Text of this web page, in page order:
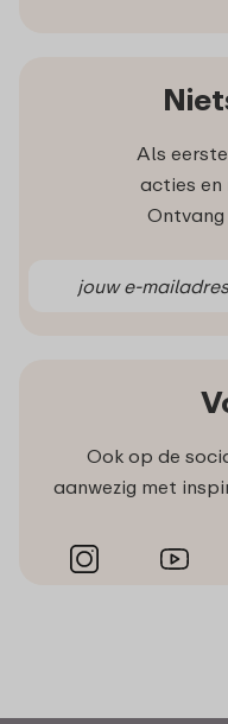
Als
acties en
Ook op de
aanwezig met